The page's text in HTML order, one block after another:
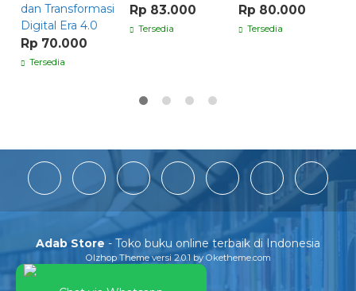
dan Transformasi
Digital Era 4.0
Rp 70.000
Tersedia
Rp 83.000
Tersedia
Rp 80.000
Tersedia
Adab Store - Toko buku online terbaik di Indonesia
Olzhop Themeversi 2.0.1 by Oketheme.com